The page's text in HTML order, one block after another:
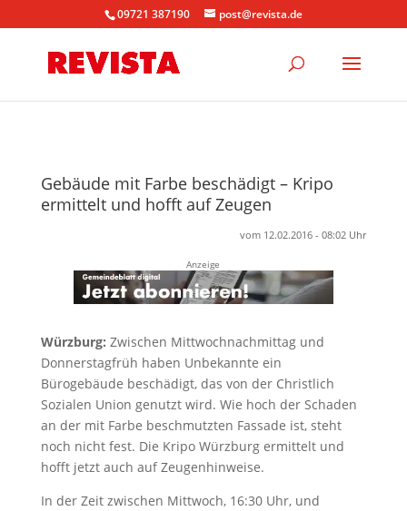
09721 387190 post@revista.de
Gebäude mit Farbe beschädigt – Kripo
ermittelt und hofft auf Zeugen
vom 12.02.2016 - 08:02 Uhr
Anzeige
Würzburg: Zwischen Mittwochnachmittag und
Donnerstagfrüh haben Unbekannte ein
Bürogebäude beschädigt, das von der Christlich
Sozialen Union genutzt wird. Wie hoch der Schaden
an der mit Farbe beschmutzten Fassade ist, steht
noch nicht fest. Die Kripo Würzburg ermittelt und
hofft jetzt auch auf Zeugenhinweise.
In der Zeit zwischen Mittwoch, 16:30 Uhr, und